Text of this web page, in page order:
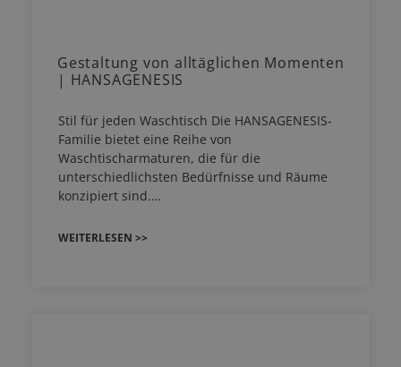
Gestaltung von alltäglichen Momenten
| HANSAGENESIS
Stil für jeden Waschtisch Die HANSAGENESIS-
Familie bietet eine Reihe von
Waschtischarmaturen, die für die
unterschiedlichsten Bedürfnisse und Räume
konzipiert sind.…
WEITERLESEN >>